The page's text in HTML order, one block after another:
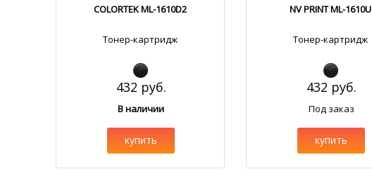
COLORTEK ML-1610D2
Тонер-картридж
432 руб.
В наличии
купить
NV PRINT ML-1610U
Тонер-картридж
432 руб.
Под заказ
купить